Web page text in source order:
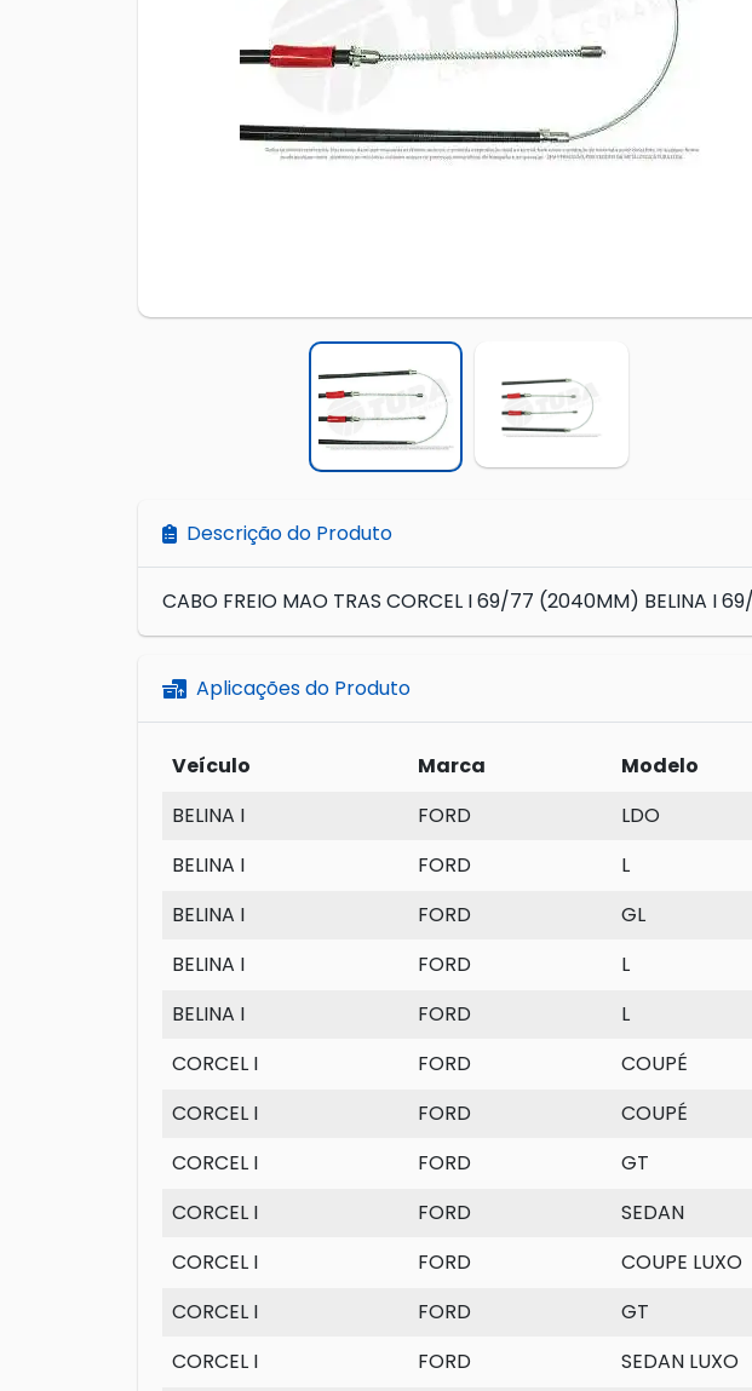
Descrição do Produto
CABO FREIO MAO TRAS CORCEL I 69/77 (2040MM) BELINA I
Aplicações do Produto
Veículo Marca Modelo
BELINA I
FORD LDO
BELINA I
FORD L
BELINA I
FORD GL
BELINA I
FORD L
BELINA I
FORD L
CORCEL I
FORD COUPÉ
CORCEL I
FORD COUPÉ
CORCEL I
FORD GT
CORCEL I
FORD SEDAN
CORCEL I
FORD COUPE LUXO
CORCEL I
FORD GT
CORCEL I
FORD SEDAN LUXO